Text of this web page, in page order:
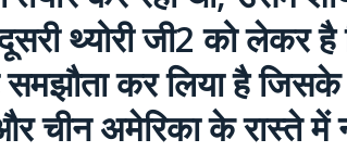
थ्योरी जी2 को लेकर
कर लिया है
चीन अमेरिका के रास्ते में